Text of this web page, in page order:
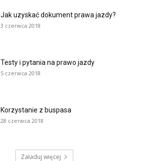
Jak uzyskać dokument prawa jazdy?
3 czerwca 2018
Testy i pytania na prawo jazdy
5 czerwca 2018
Korzystanie z buspasa
28 czerwca 2018
Załaduj więcej